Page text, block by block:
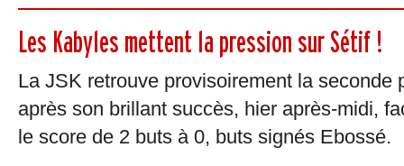
Les Kabyles mettent la pression sur Sétif !
La JSK retrouve provisoirement la seconde
après son brillant succès, hier après-midi,
le score de 2 buts à 0, buts signés Ebossé.